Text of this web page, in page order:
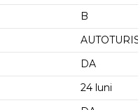
B
DA
24 luni